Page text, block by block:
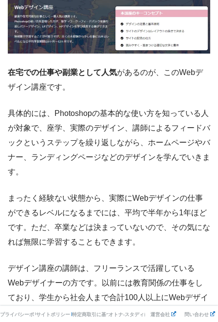
在宅での仕事や副業として人気があるのが、このWebデ
ザイン講座です。
具体的には、Photoshopの基本的な使い方を知っている人
が対象で、座学、実際のデザイン、講師によるフィードバ
ックというステップを繰り返しながら、ホームページやバ
ナー、ランディングページなどのデザインを学んでいきま
す。
まったく経験ない状態から、実際にWebデザインの仕事
ができるレベルになるまでには、平均で半年から1年ほど
です。ただ、卒業などは決まっていないので、その気にな
れば無限に学習することもできます。
デザイン講座の講師は、フリーランスで活躍している
Webデザイナーの方です。以前には教育関係の仕事をし
ており、学生から社会人まで合計100人以上にWebデザイ
ンについて教えてきた経歴もあるそうです。
プライバシーポリシーサイトポリシー 特定商取引に基づく表記オトナ-スタディについて
運営会社 問い合わせ